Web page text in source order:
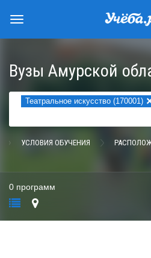
Вузы Амурской
Театральное искусство (170001)
УСЛОВИЯ ОБУЧЕНИЯ
0 программ